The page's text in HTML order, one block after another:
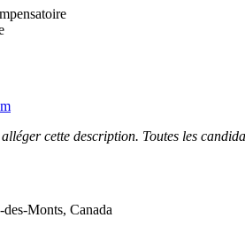
cette description. Toutes les
Monts, Canada